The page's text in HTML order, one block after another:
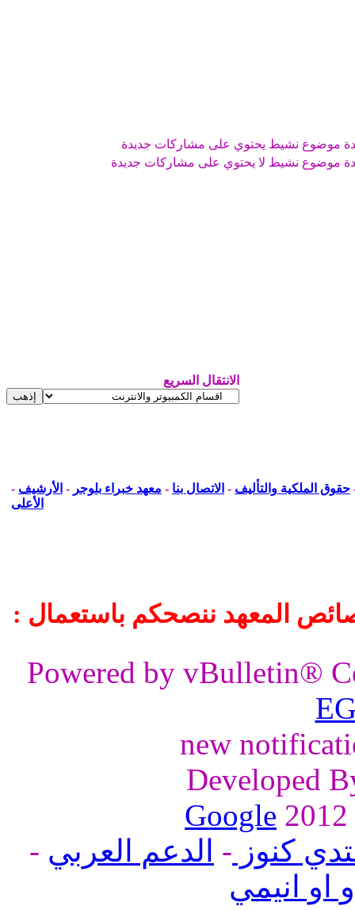
موضوع نشيط يحتوي على مشاركات جديدة
موضوع نشيط لا يحتوي على مشاركات جديدة
الانتقال السريع
حقوق الملكية والتأليف- الاتصال بنا- معهد خبراء بلوجر - الأرشيف-
الأعلى
المعهد ننصحكم باستعمال :
Powered by vBulletin®
new
Developed
Google
كنوز - الدعم العربي -
او انيمي